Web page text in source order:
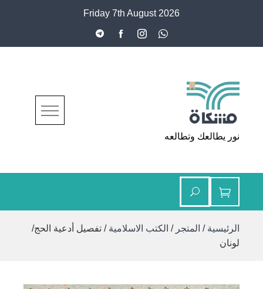
Friday 7th August 2026
مشكاة
نور يطالعك وتطالعه
الرئيسية / المتجر / الكتب الاسلامية / تفصيل أدعية الحج/
لونان